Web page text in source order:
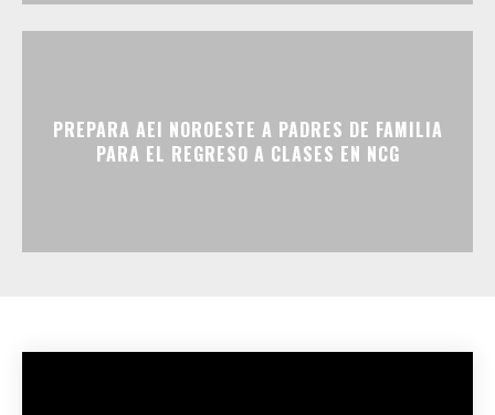
PREPARA AEI NOROESTE A PADRES DE FAMILIA
PARA EL REGRESO A CLASES EN NCG